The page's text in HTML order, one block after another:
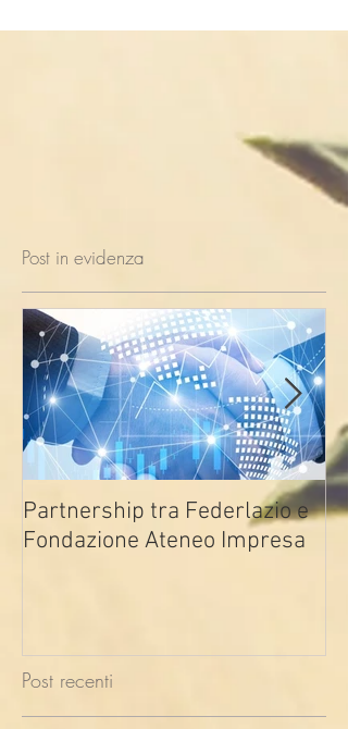
Post in evidenza
Partnership tra Federlazio e
Fondazione Ateneo Impresa
Post recenti